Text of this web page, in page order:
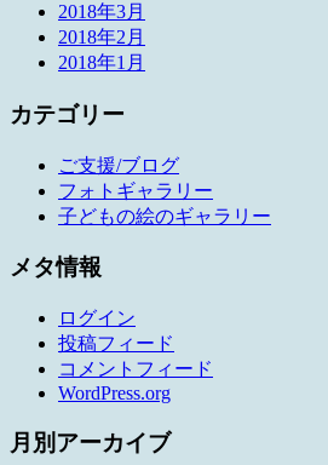
2018年3月
2018年2月
2018年1月
カテゴリー
ご支援/ブログ
フォトギャラリー
子どもの絵のギャラリー
メタ情報
ログイン
投稿フィード
コメントフィード
WordPress.org
月別アーカイブ